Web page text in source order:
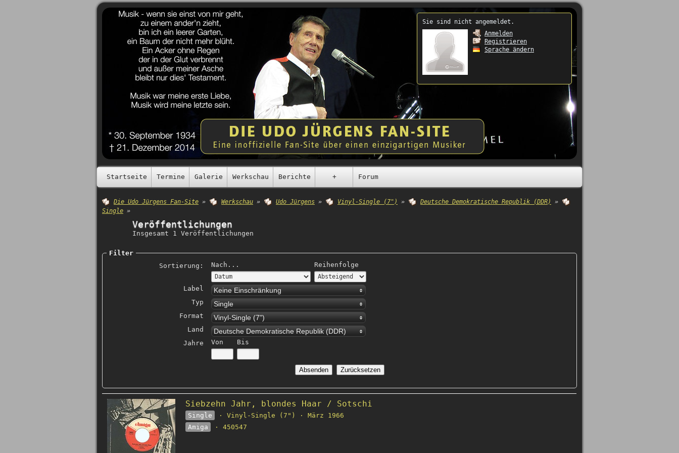
Sie sind nicht angemeldet.
Anmelden
Registrieren
Sprache ändern
Startseite Termine Galerie Werkschau Berichte + Forum
Die Udo Jürgens Fan-Site » Werkschau » Udo Jürgens » Vinyl-Single (7") » Deutsche Demokratische Republik (DDR)
»
Single »
Veröffentlichungen
Insgesamt 1 Veröffentlichungen
Filter
Sortierung:
Nach... Reihenfolge
Label Keine Einschränkung
Typ Single
Format Vinyl-Single (7")
Land Deutsche Demokratische Republik (DDR)
Jahre Von Bis
Siebzehn Jahr, blondes Haar / Sotschi
Single
· Vinyl-Single (7") · März 1966
Amiga
· 450547